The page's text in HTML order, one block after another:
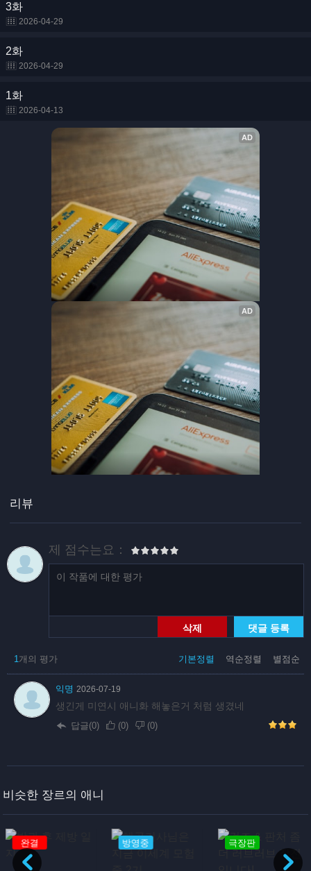
3화
2026-04-29
2화
2026-04-29
1화
2026-04-13
리뷰
제 점수는요：
삭제 댓글 등록
기본정렬 역순정렬 별점순
1개의 평가
익명 2026-07-19
생긴게 미연시 애니화 해놓은거 처럼 생겼네
답글(0) (0) (0)
비슷한 장르의 애니
방영중 극장판 방영중